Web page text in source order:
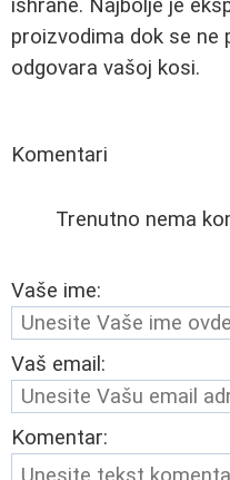
ishrane. Najbolje je
proizvodima dok se ne
odgovara vašoj kosi.
Komentari
Trenutno nema
Vaše ime:
Vaš email:
Komentar: